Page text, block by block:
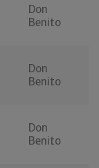
Don
Benito
Don
Benito
Don
Benito